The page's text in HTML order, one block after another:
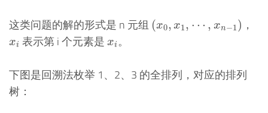
这类问题的解的形式是 n 元组 (x0, x1, ⋯ , xn−1)
(x0 1 −1 ，
xi
xi 表示第 i 个元素是xi
xi 。
下图是回溯法枚举 1、2、3 的全排列，对应的排列
树：